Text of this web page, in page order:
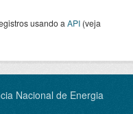
usando a API (veja
Nacional de Energia